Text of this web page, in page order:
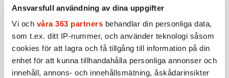
Ansvarsfull användning av dina uppgifter
Vi och våra 363 partners behandlar din personliga data,
som t.ex. ditt IP-nummer, och använder teknologi såsom
cookies för att lagra och få tillgång till information på din
enhet för att kunna tillhandahålla personliga annonser och
innehåll, annons- och innehållsmätning, åskådarinsikter
4.Nina Lekander:På ”Kommunisthögskolan” drömde
alla om att vara arbetarklass
STICKET
5.Dan Korn:Quisling, quislingar och sten i glashus
STICKET
6.Johan Romin: Andersson, hur ska du få ihop det
här?